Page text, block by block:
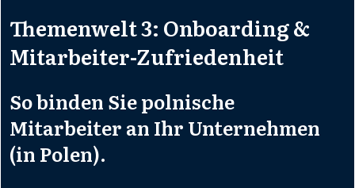
Themenwelt 3: Onboarding &
Mitarbeiter-Zufriedenheit
So binden Sie polnische
Mitarbeiter an Ihr Unternehmen
(in Polen).